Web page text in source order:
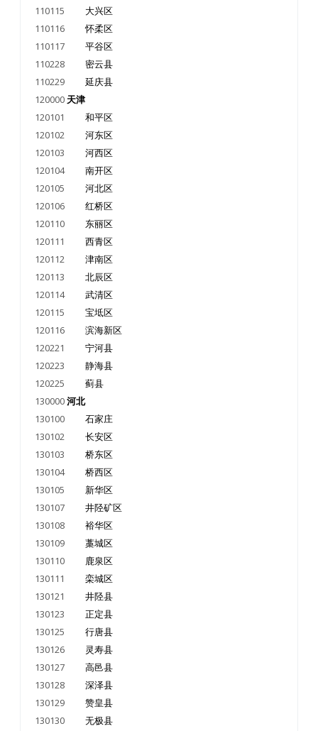
110115 大兴区
110116怀柔区
110117 平谷区
110228 密云县
110229 延庆县
120000 天津
120101 和平区
120102 河东区
120103 河西区
120104 南开区
120105 河北区
120106 红桥区
120110 东丽区
120111 西青区
120112 津南区
120113 北辰区
120114 武清区
120115 宝坻区
120116 滨海新区
120221 宁河县
120223 静海县
120225 蓟县
130000 河北
130100 石家庄
130102 长安区
130103 桥东区
130104 桥西区
130105 新华区
130107 井陉矿区
130108 裕华区
130109 藁城区
130110 鹿泉区
130111 栾城区
130121 井陉县
130123 正定县
130125 行唐县
130126 灵寿县
130127 高邑县
130128 深泽县
130129 赞皇县
130130 无极县